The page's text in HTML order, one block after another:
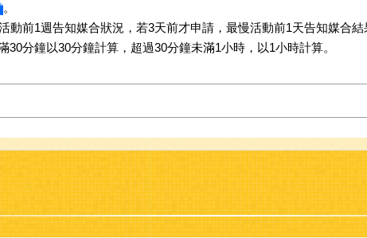
。
動前1週告知媒合狀況，若3天前才申請，最慢活動前1天告知媒合結
30分鐘以30分鐘計算，超過30分鐘未滿1小時，以1小時計算。